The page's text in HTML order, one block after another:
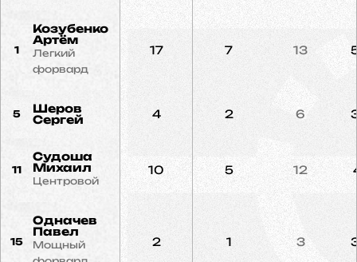
1
Козубенко
Артём
Легкий
форвард
17 7 13
5
Шеров
Сергей
4 2 6
11
Судоша
Михаил
Центровой
10 5 12
15
Одначев
Павел
Мощный
2 1 3